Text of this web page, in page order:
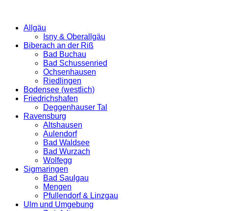
Allgäu
Isny & Oberallgäu
Biberach an der Riß
Bad Buchau
Bad Schussenried
Ochsenhausen
Riedlingen
Bodensee (westlich)
Friedrichshafen
Deggenhauser Tal
Ravensburg
Altshausen
Aulendorf
Bad Waldsee
Bad Wurzach
Wolfegg
Sigmaringen
Bad Saulgau
Mengen
Pfullendorf & Linzgau
Ulm und Umgebung